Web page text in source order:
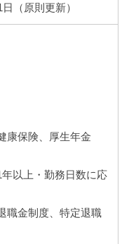
（原則更新）
康保険、厚生年金
以上・勤務日数に応
職金制度、特定退職